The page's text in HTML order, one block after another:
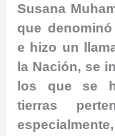
Susana
que denominó
e hizo un
la Nación, se
los que se
tierras